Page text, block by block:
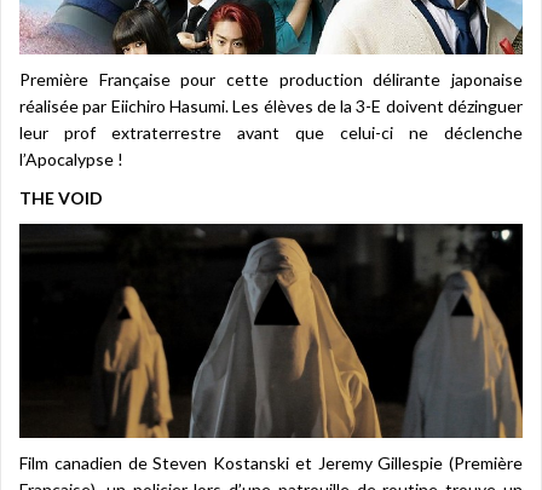
Première Française pour cette production délirante japonaise
réalisée par Eiichiro Hasumi. Les élèves de la 3-E doivent dézinguer
leur prof extraterrestre avant que celui-ci ne déclenche
l’Apocalypse !
THE VOID
Film canadien de Steven Kostanski et Jeremy Gillespie (Première